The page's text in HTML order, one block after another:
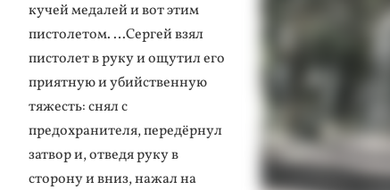
кучей медалей и вот этим
пистолетом. …Сергей взял
пистолет в руку и ощутил его
приятную и убийственную
тяжесть: снял с
предохранителя, передёрнул
затвор и, отведя руку в
сторону и вниз, нажал на